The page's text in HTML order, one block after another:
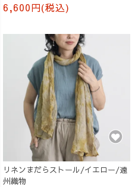
6,600円(税込)
リネンまだらストール/イエロー/遠
州織物